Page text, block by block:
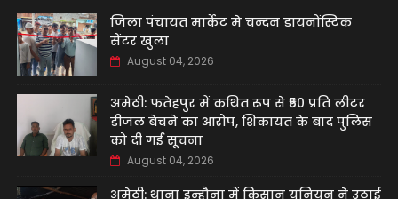
जिला पंचायत मार्केट मे चन्दन डायनोंस्टिक
सेंटर खुला
August 04, 2026
अमेठी: फतेहपुर में कथित रूप से ₹50 प्रति लीटर
डीजल बेचने का आरोप, शिकायत के बाद पुलिस
को दी गई सूचना
August 04, 2026
अमेठी: थाना इन्हौना में किसान यूनियन ने उठाई